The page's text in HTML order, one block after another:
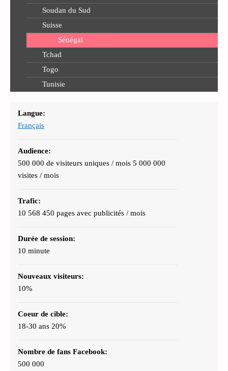
Soudan du Sud
Suisse
Sénégal
Tchad
Togo
Tunisie
Langue:
Français
Audience:
500 000 de visiteurs uniques / mois 5 000 000
visites / mois
Trafic:
10 568 450 pages avec publicités / mois
Durée de session:
10 minute
Nouveaux visiteurs:
10%
Coeur de cible:
18-30 ans 20%
Nombre de fans Facebook:
500 000